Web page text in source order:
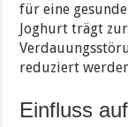
für eine
Joghurt trägt
reduziert
Einfluss